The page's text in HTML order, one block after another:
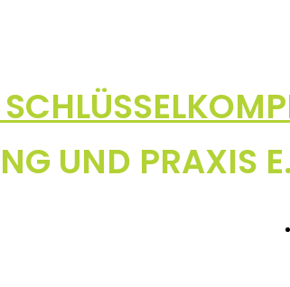
UND PRAXIS